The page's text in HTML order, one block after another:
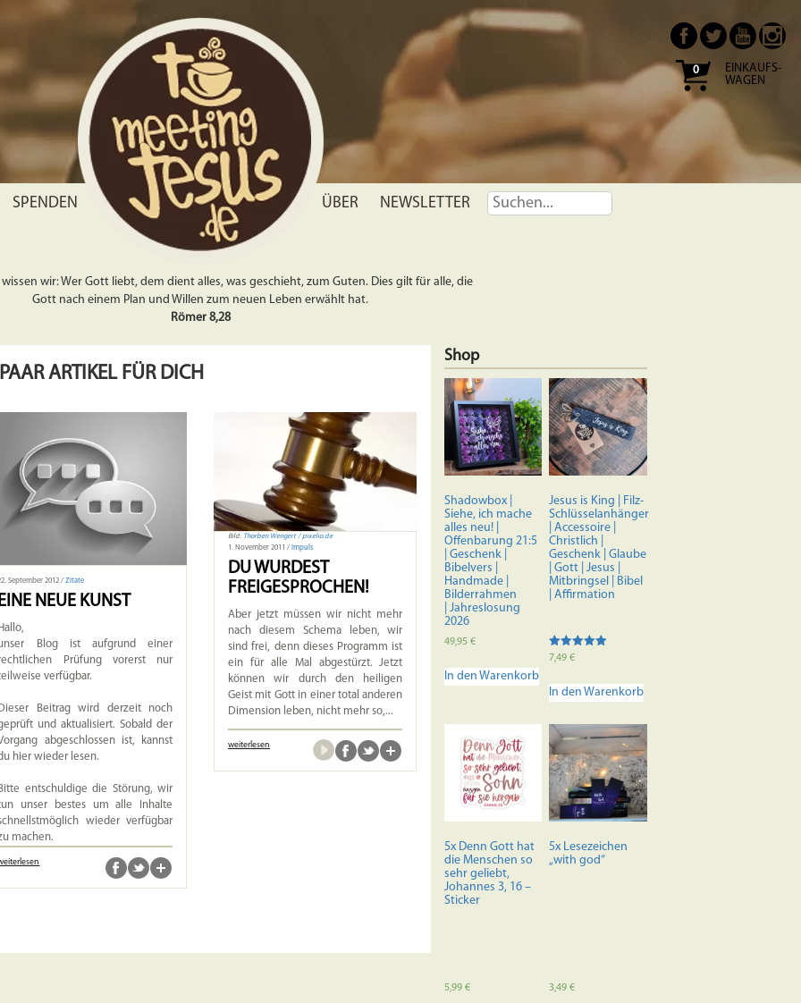
0
EINKAUFS-
WAGEN
SPENDEN ÜBER NEWSLETTER
wir: Wer Gott liebt, dem dient alles, was geschieht, zum Guten. Dies gilt für alle, die
Gott nach einem Plan und Willen zum neuen Leben erwählt hat.
Römer 8,28
ARTIKEL FÜR DICH
September 2012 /Zitate
NEUE KUNST
Blog ist aufgrund einer
Prüfung vorerst nur
verfügbar.
Beitrag wird derzeit noch
und aktualisiert. Sobald der
abgeschlossen ist, kannst
hier wieder lesen.
entschuldige die Störung, wir
unser bestes um alle Inhalte
wieder verfügbar
machen.
Bild: Thorben Wengert / pixelio.de
1. November 2011 /
Impuls
DU WURDEST
FREIGESPROCHEN!
Aber jetzt müssen wir nicht mehr
nach diesem Schema leben, wir
sind frei, denn dieses Programm ist
ein für alle Mal abgestürzt. Jetzt
können wir durch den heiligen
Geist mit Gott in einer total anderen
Dimension leben, nicht mehr so,...
weiterlesen
Shop
Shadowbox |
Siehe, ich mache
alles neu! |
Offenbarung 21:5
| Geschenk |
Bibelvers |
Handmade |
Bilderrahmen
| Jahreslosung
2026
49,95 €
In den Warenkorb
Jesus is King | Filz-
Schlüsselanhänger
| Accessoire |
Christlich |
Geschenk | Glaube
| Gott | Jesus |
Mitbringsel | Bibel
| Affirmation
Bewertet mit
7,49€
In den Warenkorb
5x Denn Gott hat
die Menschen so
sehr geliebt,
Johannes 3, 16 –
Sticker
5,99 €
5x Lesezeichen
„with god“
3,49€